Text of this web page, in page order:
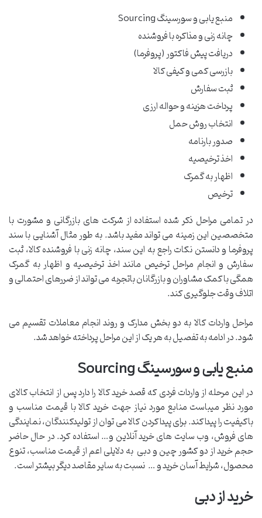
منبع یابی و سورسینگ Sourcing
چانه زنی و مذاکره با فروشنده
دریافت پیش فاکتور (پروفرما)
بازرسی کمی و کیفی کالا
ثبت سفارش
پرداخت هزینه و حواله ارزی
انتخاب روش حمل
صدور بارنامه
اخذ ترخیصیه
اظهار به گمرک
ترخیص
در تمامی مراحل ذکر شده استفاده از شرکت های بازرگانی و مشورت با
متخصصین این زمینه می تواند مفید باشد. به طور مثال آشنایی با سند
پروفرما و دانستن نکات راجع به این سند، چانه زنی با فروشنده کالا، ثبت
سفارش و انجام مراحل ترخیص مانند اخذ ترخیصیه و اظهار به گمرک
همگی با کمک مشاوران و بازرگانان باتجربه می تواند از ضررهای احتمالی و
اتلاف وقت جلوگیری کند.
مراحل واردات کالا به دو بخش مدارک و روند انجام معاملات تقسیم می
شود. در ادامه به تفصیل به هر یک از این مراحل پرداخته خواهد شد.
منبع یابی و سورسینگ Sourcing
در این مرحله از واردات فردی که قصد خرید کالا را دارد پس از انتخاب کالای
مورد نظر میباست منابع مورد نیاز جهت خرید کالا با قیمت مناسب و
باکیفیت را پیدا کند. برای پیدا کردن کالا می توان از تولیدکنندگان، نمایندگی
های فروش، وب سایت های خرید آنلاین و… استفاده کرد. در حال حاضر
حجم خرید از دو کشور چین و دبی به دلایلی اعم از قیمت مناسب، تنوع
محصول، شرایط آسان خرید و … نسبت به سایر مقاصد دیگر بیشتر است.
خرید از دبی